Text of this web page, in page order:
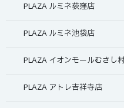
PLAZA ルミネ荻窪店
PLAZA ルミネ池袋店
PLAZA イオンモールむさし
PLAZA アトレ吉祥寺店